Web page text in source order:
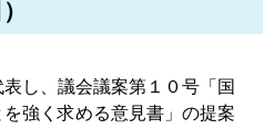
し、議会議案第１０号「国
強く求める意見書」の提案